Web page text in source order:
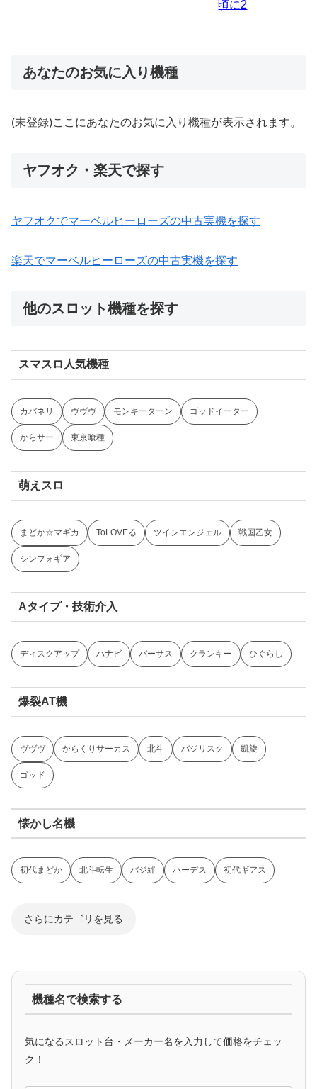
あなたのお気に入り機種
(未登録)ここにあなたのお気に入り機種が表示されます。
ヤフオク・楽天で探す
ヤフオクでマーベルヒーローズの中古実機を探す
楽天でマーベルヒーローズの中古実機を探す
他のスロット機種を探す
スマスロ人気機種
カバネリ ヴヴヴ モンキーターン ゴッドイーター
からサー 東京喰種
萌えスロ
まどか☆マギカ ToLOVEる ツインエンジェル 戦国乙女
シンフォギア
Aタイプ・技術介入
ディスクアップ ハナビ バーサス クランキー ひぐらし
爆裂AT機
ヴヴヴ からくりサーカス 北斗 バジリスク 凱旋
ゴッド
懐かし名機
初代まどか 北斗転生 バジ絆 ハーデス 初代ギアス
さらにカテゴリを見る
マイジャグ ファンキー アイム ゴージャグ ハッピー
アニメタイアップ
機種名で検索する
気になるスロット台・メーカー名を入力して価格をチェッ
ク！